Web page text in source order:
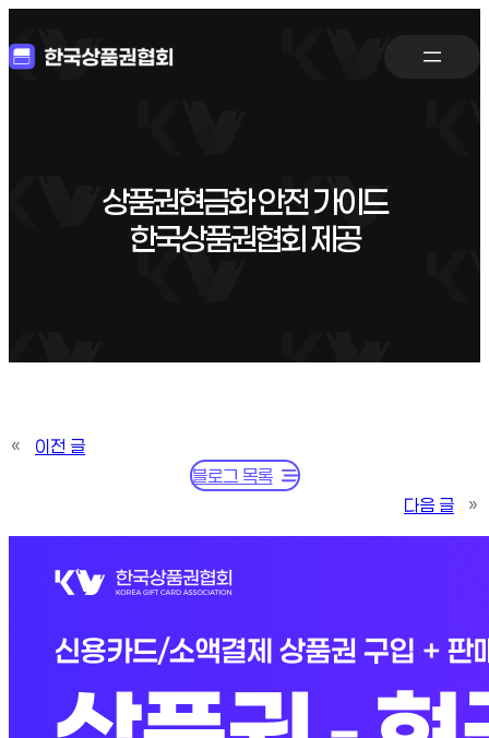
상품권현금화 안전 가이드
한국상품권협회 제공
«
이전 글
블로그 목록
다음 글
»